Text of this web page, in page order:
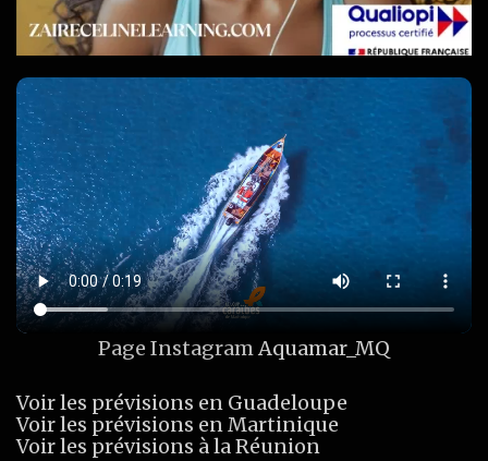
Page InstagramAquamar_MQ
Voir les prévisions en Guadeloupe
Voir les prévisions en Martinique
Voir les prévisions à la Réunion